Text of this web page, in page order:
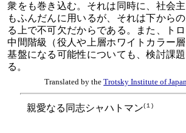
衆をも巻き込む。それは同時に、社会
もふんだんに用いるが、それは下から
る上で不可欠だからである。また、ト
中間階級（役人や上層ホワイトカラー
基盤になる可能性についても、検討課
る。
Translated by theTrotsky Institute of
親愛なる同志シャハトマン(１)